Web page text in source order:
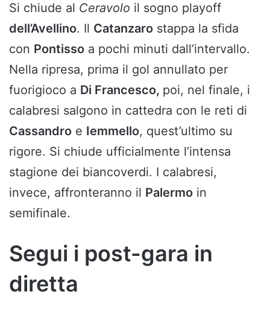
Si chiude al Ceravolo il sogno playoff
dell’Avellino. Il Catanzaro stappa la sfida
con Pontisso a pochi minuti dall’intervallo.
Nella ripresa, prima il gol annullato per
fuorigioco a Di Francesco, poi, nel finale, i
calabresi salgono in cattedra con le reti di
Cassandro e Iemmello, quest’ultimo su
rigore. Si chiude ufficialmente l’intensa
stagione dei biancoverdi. I calabresi,
invece, affronteranno il Palermo in
semifinale.
Segui i post-gara in
diretta